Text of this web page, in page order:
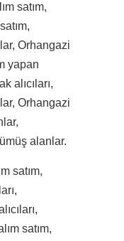
satım,
Orhangazi
yapan
alıcıları,
Orhangazi
alanlar.
satım,
satım,